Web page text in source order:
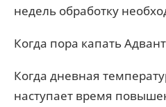
недель обработку
Когда пора капать
Когда дневная
наступает время